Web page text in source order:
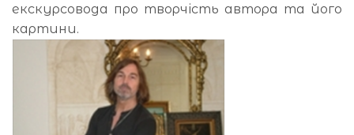
екскурсовода про творчість автора та його
картини.